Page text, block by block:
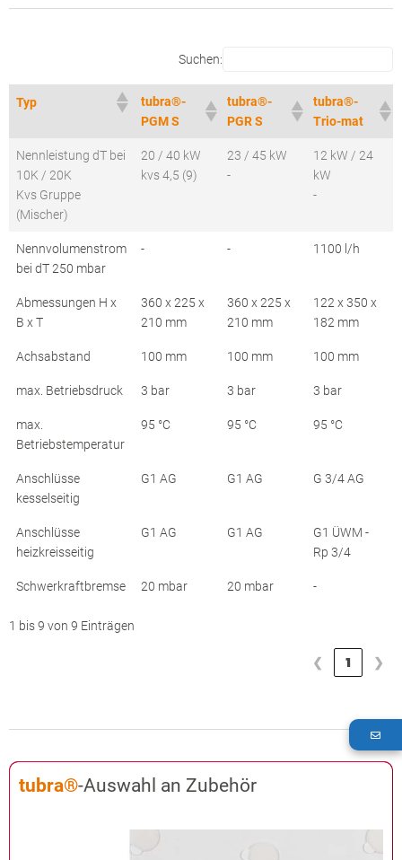
Suchen:
Typ
tubra®-
PGM S
tubra®-
PGR S
tubra®-
Trio-mat
Nennleistung dT bei
10K / 20K
Kvs Gruppe
(Mischer)
20 / 40 kW
kvs 4,5 (9)
23 / 45 kW
-
12 kW / 24
kW
-
Nennvolumenstrom
bei dT 250 mbar
- - 1100 l/h
Abmessungen H x
B x T
360 x 225 x
210 mm
360 x 225 x
210 mm
122 x 350 x
182 mm
Achsabstand 100 mm 100 mm 100 mm
max. Betriebsdruck 3 bar 3 bar 3 bar
max.
Betriebstemperatur
95 °C 95 °C 95 °C
Anschlüsse
kesselseitig
G1 AG G1 AG G 3/4 AG
Anschlüsse
heizkreisseitig
G1 AG G1 AG
G1 ÜWM -
Rp 3/4
Schwerkraftbremse 20 mbar 20 mbar -
1 bis 9 von 9 Einträgen
❮ 1 ❯
tubra®-Auswahl an Zubehör